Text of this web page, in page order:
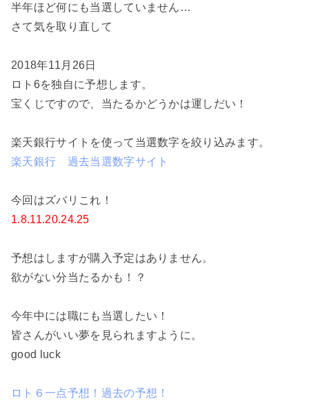
半年ほど何にも当選していません…
さて気を取り直して
2018年11月26日
ロト6を独自に予想します。
宝くじですので、当たるかどうかは運しだい！
楽天銀行サイトを使って当選数字を絞り込みます。
楽天銀行 過去当選数字サイト
今回はズバリこれ！
1.8.11.20.24.25
予想はしますが購入予定はありません。
欲がない分当たるかも！？
今年中には職にも当選したい！
皆さんがいい夢を見られますように。
good luck
ロト６一点予想！過去の予想！